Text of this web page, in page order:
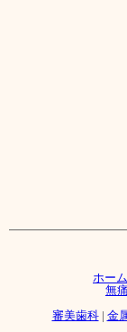
ホーム
無
審美歯科| 金